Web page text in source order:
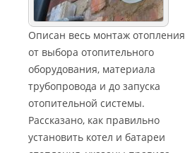
Описан весь монтаж отопления
от выбора отопительного
оборудования, материала
трубопровода и до запуска
отопительной системы.
Рассказано, как правильно
установить котел и батареи